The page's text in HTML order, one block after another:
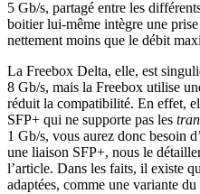
5 Gb/s, partagé entre les
boitier lui-même intègre une
nettement moins que le débit
La Freebox Delta, elle, est
8 Gb/s, mais la Freebox utilise
réduit la compatibilité. En effet,
SFP+ qui ne supporte pas les
1 Gb/s, vous aurez donc besoin
une liaison SFP+, nous le
l’article. Dans les faits, il existe
adaptées, comme une variante